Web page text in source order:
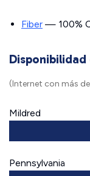
Fiber — 100%
Disponibilidad
(Internet con más
Mildred
Pennsylvania